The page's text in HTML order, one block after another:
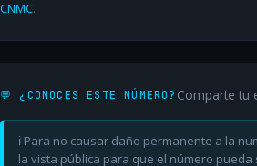
CNMC.
💬 ¿CONOCES ESTE NÚMERO? Comparte tu
ℹ️ Para no causar daño permanente a la
la vista pública para que el número